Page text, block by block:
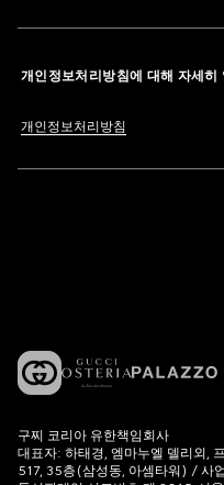
개인정보처리방침에 대해 자세히
개인정보처리방침
구찌 코리아 유한책임회사
대표자: 하태경, 엠마누엘 델리외,
517, 35층(삼성동, 아셈타워) / 사